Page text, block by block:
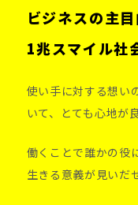
ビジネスの主目
1兆スマイル社
使い手に対する想い
いて、
とても心地が
働くことで誰かの役
生きる意義が見いだ